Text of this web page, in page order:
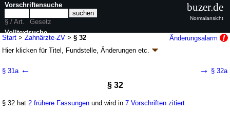
Start >Zahnärzte-ZV >§ 32
Änderungsalarm
Hier klicken fürTitel, Fundstelle, Änderungen etc.
Vertragszahnärzte (Zahnärzte-ZV)
; zuletzt geändert durch
Geltung ab 01.01.1964; FNA: 8230-26 Ergänzende Vorschriften zur
§ 31a ← → § 32a
§ 32
§ 32 hat 2 frühere Fassungen und wird in7 Vorschriften zitiert
Vorschriftensuche
§ / Art.
Gesetz
Volltextsuche
nur in Zahnärzte-ZV
buzer.de
Normalansicht